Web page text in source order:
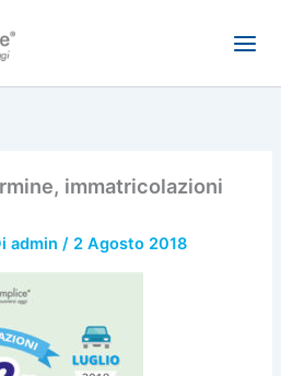
immatricolazioni
admin/ 2 Agosto 2018